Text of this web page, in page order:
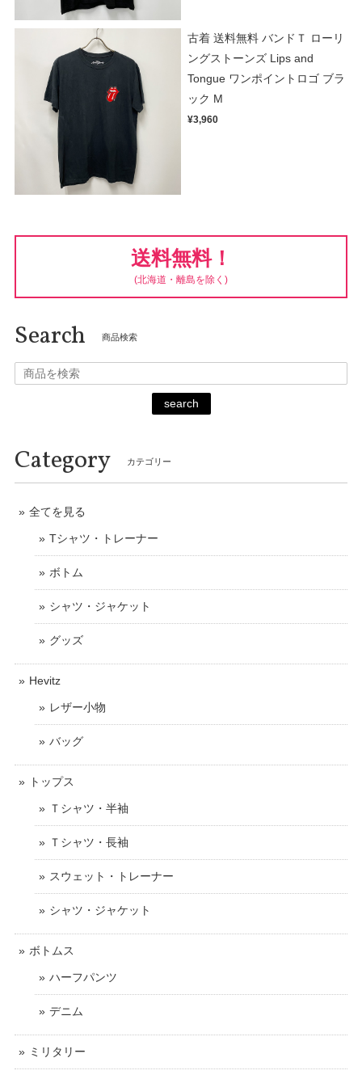
古着 送料無料 バンドＴ ローリ
ングストーンズ Lips and
Tongue ワンポイントロゴ ブラ
ック M
¥3,960
送料無料！
(北海道・離島を除く)
Search 商品検索
search
Category カテゴリー
全てを見る
Tシャツ・トレーナー
ボトム
シャツ・ジャケット
グッズ
Hevitz
レザー小物
バッグ
トップス
Ｔシャツ・半袖
Ｔシャツ・長袖
スウェット・トレーナー
シャツ・ジャケット
ボトムス
ハーフパンツ
デニム
ミリタリー